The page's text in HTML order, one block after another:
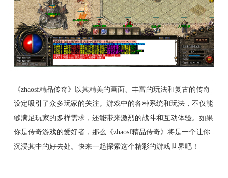
《zhaosf精品传奇》以其精美的画面、丰富的玩法和复古的传奇
设定吸引了众多玩家的关注。游戏中的各种系统和玩法，不仅能
够满足玩家的多样需求，还能带来激烈的战斗和互动体验。如果
你是传奇游戏的爱好者，那么《zhaosf精品传奇》将是一个让你
沉浸其中的好去处。快来一起探索这个精彩的游戏世界吧！